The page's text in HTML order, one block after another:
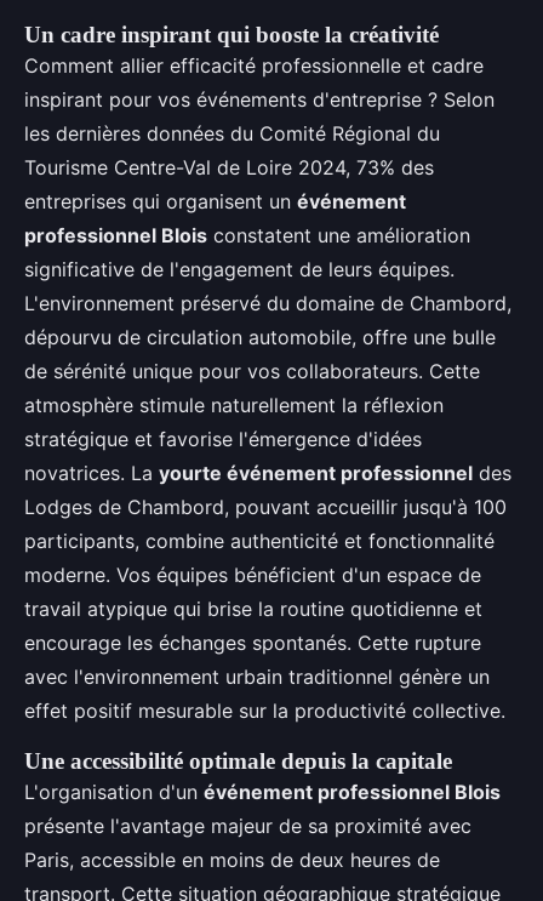
Un cadre inspirant qui booste la créativité
Comment allier efficacité professionnelle et cadre
inspirant pour vos événements d'entreprise ? Selon
les dernières données du Comité Régional du
Tourisme Centre-Val de Loire 2024, 73% des
entreprises qui organisent un événement
professionnel Blois constatent une amélioration
significative de l'engagement de leurs équipes.
L'environnement préservé du domaine de Chambord,
dépourvu de circulation automobile, offre une bulle
de sérénité unique pour vos collaborateurs. Cette
atmosphère stimule naturellement la réflexion
stratégique et favorise l'émergence d'idées
novatrices. La yourte événement professionnel des
Lodges de Chambord, pouvant accueillir jusqu'à 100
participants, combine authenticité et fonctionnalité
moderne. Vos équipes bénéficient d'un espace de
travail atypique qui brise la routine quotidienne et
encourage les échanges spontanés. Cette rupture
avec l'environnement urbain traditionnel génère un
effet positif mesurable sur la productivité collective.
Une accessibilité optimale depuis la capitale
L'organisation d'un événement professionnel Blois
présente l'avantage majeur de sa proximité avec
Paris, accessible en moins de deux heures de
transport. Cette situation géographique stratégique